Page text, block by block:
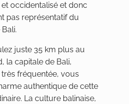
occidentalisé et donc
pas représentatif du
juste 35 km plus au
la capitale de Bali,
fréquentée, vous
authentique de cette
La culture balinaise,